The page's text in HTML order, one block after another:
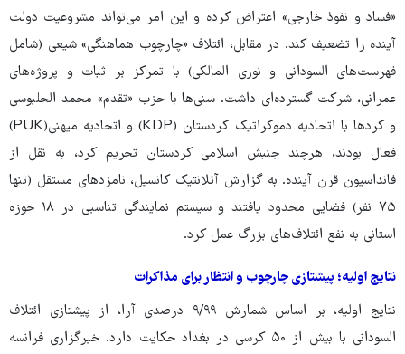
«فساد و نفوذ خارجی» اعتراض کرده و این امر می‌تواند مشروعیت دولت
آینده را تضعیف کند. در مقابل، ائتلاف «چارچوب هماهنگی» شیعی (شامل
فهرست‌های السودانی و نوری المالکی) با تمرکز بر ثبات و پروژه‌های
عمرانی، شرکت گسترده‌ای داشت. سنی‌ها با حزب «تقدم» محمد الحلبوسی
و کردها با اتحادیه دموکراتیک کردستان (KDP) و اتحادیه میهنی(PUK)
فعال بودند، هرچند جنبش اسلامی کردستان تحریم کرد، به نقل از
فانداسیون قرن آینده. به گزارش آتلانتیک کانسیل، نامزدهای مستقل (تنها
۷۵ نفر) فضایی محدود یافتند و سیستم نمایندگی تناسبی در ۱۸ حوزه
استانی به نفع ائتلاف‌های بزرگ عمل کرد.
نتایج اولیه؛ پیشتازی چارچوب و انتظار برای مذاکرات
نتایج اولیه، بر اساس شمارش ۹/۹۹ درصدی آرا، از پیشتازی ائتلاف
السودانی با بیش از ۵۰ کرسی در بغداد حکایت دارد. خبرگزاری فرانسه